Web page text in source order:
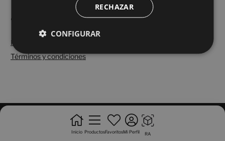
Política de cookies
Términos y condiciones
Inicio ProductosFavoritosMi Perfil RA
RECHAZAR
CONFIGURAR